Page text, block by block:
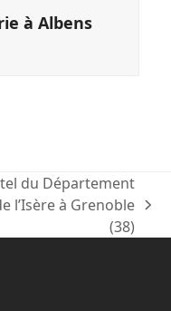
à Albens
du Département
l’Isère à Grenoble
(38)